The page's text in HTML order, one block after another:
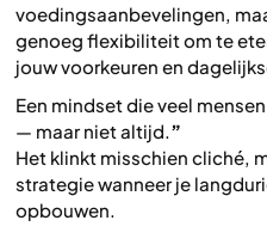
voedingsaanbevelingen,
genoeg flexibiliteit om te
jouw voorkeuren en
Een mindset die veel
— maar niet altijd.”
Het klinkt misschien cliché,
strategie wanneer je
opbouwen.